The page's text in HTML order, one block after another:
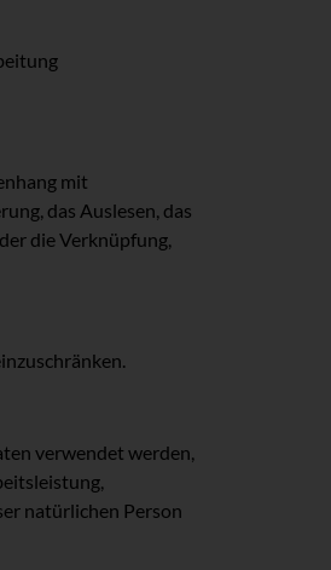
mit
das Auslesen, das
die Verknüpfung,
verwendet werden,
natürlichen Person